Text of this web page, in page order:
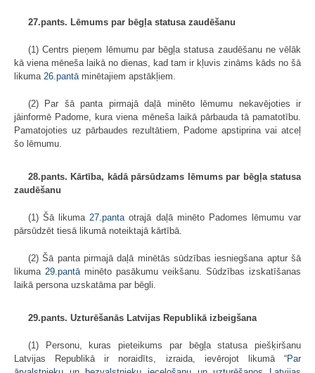
27.pants. Lēmums par bēgļa statusa zaudēšanu
(1) Centrs pieņem lēmumu par bēgļa statusa zaudēšanu ne vēlāk
kā viena mēneša laikā no dienas, kad tam ir kļuvis zināms kāds no šā
likuma 26.pantāminētajiem apstākļiem.
(2) Par šā panta pirmajā daļā minēto lēmumu nekavējoties ir
jāinformē Padome, kura viena mēneša laikā pārbauda tā pamatotību.
Pamatojoties uz pārbaudes rezultātiem, Padome apstiprina vai atceļ
šo lēmumu.
28.pants. Kārtība, kādā pārsūdzams lēmums par bēgļa statusa
zaudēšanu
(1) Šā likuma27.pantaotrajā daļā minēto Padomes lēmumu var
pārsūdzēt tiesā likumā noteiktajā kārtībā.
(2) Šā panta pirmajā daļā minētās sūdzības iesniegšana aptur šā
likuma 29.pantāminēto pasākumu veikšanu. Sūdzības izskatīšanas
laikā persona uzskatāma par bēgli.
29.pants. Uzturēšanās Latvijas Republikā izbeigšana
(1) Personu, kuras pieteikums par bēgļa statusa piešķiršanu
Latvijas Republikā ir noraidīts, izraida, ievērojot likumā “Par